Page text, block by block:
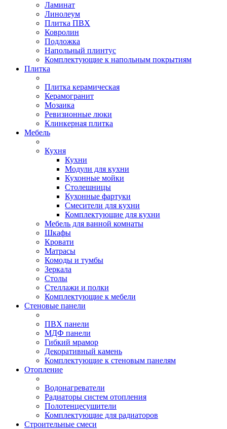
Ламинат
Линолеум
Плитка ПВХ
Ковролин
Подложка
Напольный плинтус
Комплектующие к напольным покрытиям
Плитка
Плитка керамическая
Керамогранит
Мозаика
Ревизионные люки
Клинкерная плитка
Мебель
Кухня
Кухни
Модули для кухни
Кухонные мойки
Столешницы
Кухонные фартуки
Смесители для кухни
Комплектующие для кухни
Мебель для ванной комнаты
Шкафы
Кровати
Матрасы
Комоды и тумбы
Зеркала
Столы
Стеллажи и полки
Комплектующие к мебели
Стеновые панели
ПВХ панели
МДФ панели
Гибкий мрамор
Декоративный камень
Комплектующие к стеновым панелям
Отопление
Водонагреватели
Радиаторы систем отопления
Полотенцесушители
Комплектующие для радиаторов
Строительные смеси